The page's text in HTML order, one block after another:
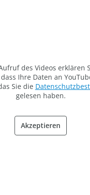
des Videos erklären
Ihre Daten an
Sie die
gelesen haben.
Akzeptieren